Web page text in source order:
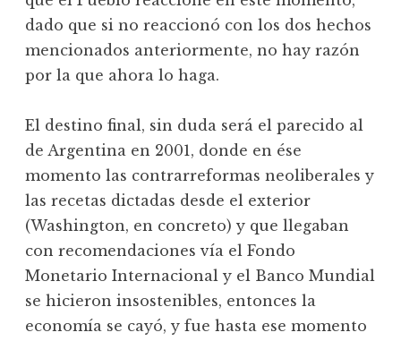
dado que si no reaccionó con los dos hechos
mencionados anteriormente, no hay razón
por la que ahora lo haga.
El destino final, sin duda será el parecido al
de Argentina en 2001, donde en ése
momento las contrarreformas neoliberales y
las recetas dictadas desde el exterior
(Washington, en concreto) y que llegaban
con recomendaciones vía el Fondo
Monetario Internacional y el Banco Mundial
se hicieron insostenibles, entonces la
economía se cayó, y fue hasta ese momento